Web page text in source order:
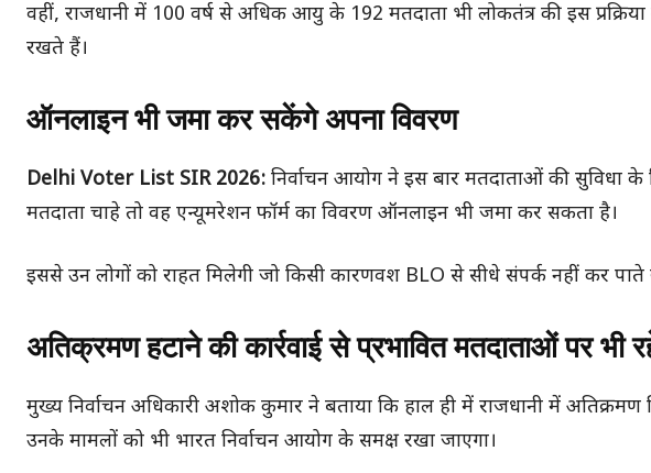
वहीं, राजधानी में 100 वर्ष से अधिक आयु के 192 मतदाता भी लोकतंत्र की इस
रखते हैं।
ऑनलाइन भी जमा कर सकेंगे अपना विवरण
Delhi Voter List SIR 2026: निर्वाचन आयोग ने इस बार मतदाताओं की सुविधा
मतदाता चाहे तो वह एन्यूमरेशन फॉर्म का विवरण ऑनलाइन भी जमा कर सकता है।
इससे उन लोगों को राहत मिलेगी जो किसी कारणवश BLO से सीधे संपर्क नहीं कर पाते
अतिक्रमण हटाने की कार्रवाई से प्रभावित मतदाताओं पर भी
मुख्य निर्वाचन अधिकारी अशोक कुमार ने बताया कि हाल ही में राजधानी में
उनके मामलों को भी भारत निर्वाचन आयोग के समक्ष रखा जाएगा।